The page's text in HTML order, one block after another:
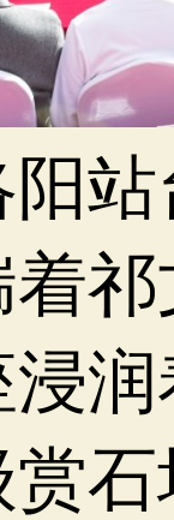
阳